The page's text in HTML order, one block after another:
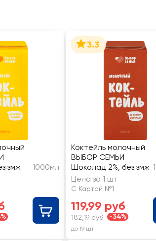
змж
1000мл
3.3
Коктейль молочный
ВЫБОР СЕМЬИ
Шоколад 2%, без змж
Цена за 1 шт
С Картой №1
119,99 руб
182,19 руб -34%
до 19 шт